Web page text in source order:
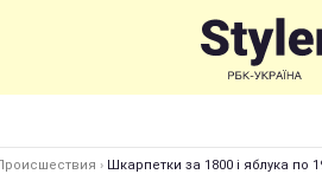
› Шкарпетки за 1800 і яблука